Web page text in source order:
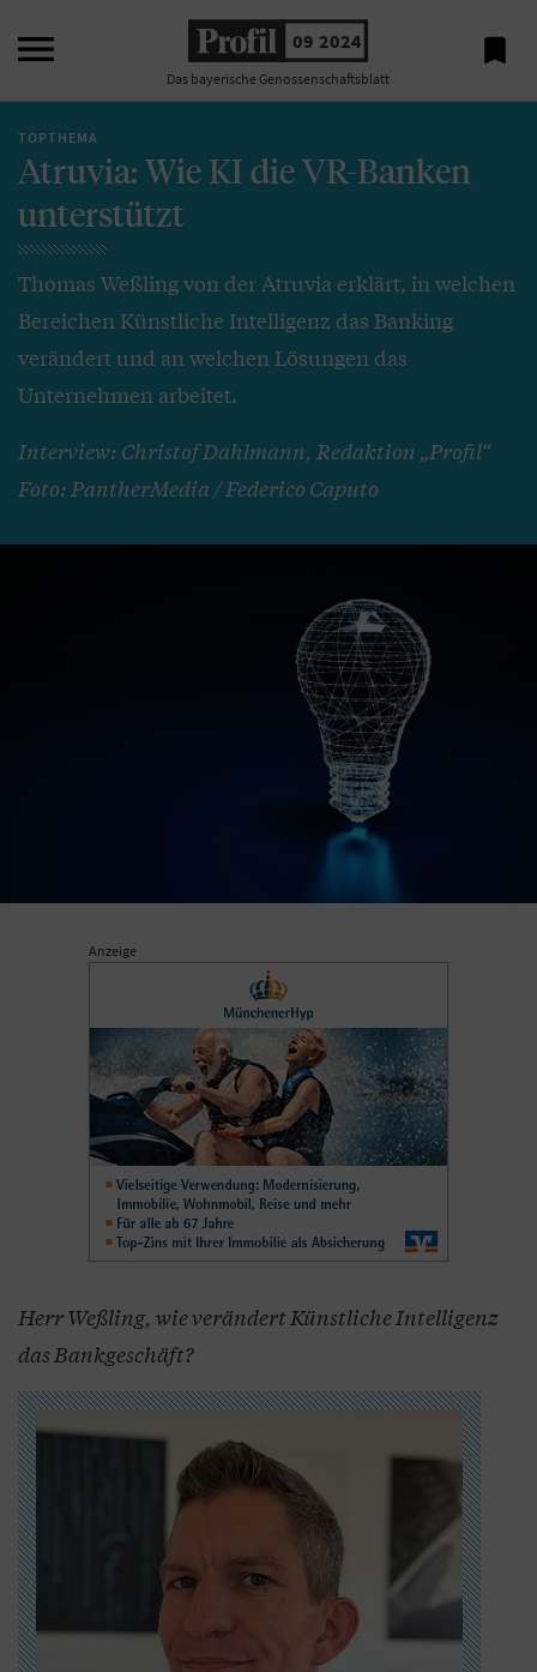
 09 2024
Das bayerische Genossenschaftsblatt

TOPTHEMA
Atruvia: Wie KI die VR-Banken
unterstützt
Thomas Weßling von der Atruvia erklärt, in welchen
Bereichen Künstliche Intelligenz das Banking
verändert und an welchen Lösungen das
Unternehmen arbeitet.
Interview: Christof Dahlmann, Redaktion „Profil“
Foto: PantherMedia / Federico Caputo
Anzeige
Herr Weßling, wie verändert Künstliche Intelligenz
das Bankgeschäft?